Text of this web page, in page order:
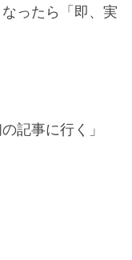
ったら「即、実
記事に行く」